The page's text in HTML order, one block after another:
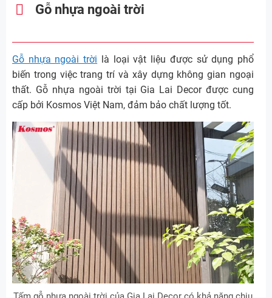
Gỗ nhựa ngoài trời
Gỗ nhựa ngoài trời là loại vật liệu được sử dụng phổ
biến trong việc trang trí và xây dựng không gian ngoại
thất. Gỗ nhựa ngoài trời tại Gia Lai Decor được cung
cấp bởi Kosmos Việt Nam, đảm bảo chất lượng tốt.